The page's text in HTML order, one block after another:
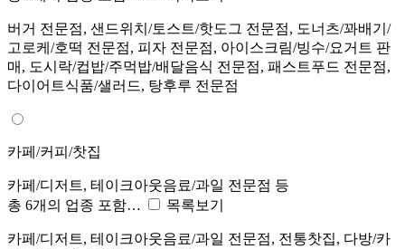
버거 전문점, 샌드위치/토스트/핫도그 전문점, 도너츠/꽈배기/
고로케/호떡 전문점, 피자 전문점, 아이스크림/빙수/요거트 판
매, 도시락/컵밥/주먹밥/배달음식 전문점, 패스트푸드 전문점,
다이어트식품/샐러드, 탕후루 전문점
카페/커피/찻집
카페/디저트, 테이크아웃음료/과일 전문점 등
총 6개의 업종 포함…
목록보기
카페/디저트, 테이크아웃음료/과일 전문점, 전통찻집, 다방/카